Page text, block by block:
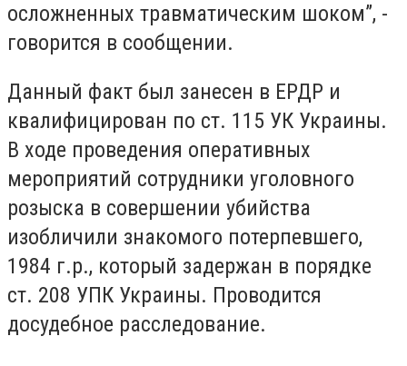
осложненных травматическим шоком”, -
говорится в сообщении.
Данный факт был занесен в ЕРДР и
квалифицирован по ст. 115 УК Украины.
В ходе проведения оперативных
мероприятий сотрудники уголовного
розыска в совершении убийства
изобличили знакомого потерпевшего,
1984 г.р., который задержан в порядке
ст. 208 УПК Украины. Проводится
досудебное расследование.